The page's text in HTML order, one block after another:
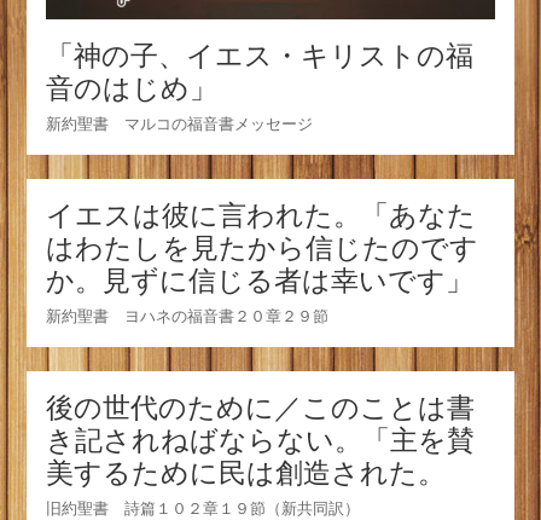
「神の子、イエス・キリストの福
音のはじめ」
新約聖書 マルコの福音書メッセージ
イエスは彼に言われた。「あなた
はわたしを見たから信じたのです
か。見ずに信じる者は幸いです」
新約聖書 ヨハネの福音書２０章２９節
後の世代のために／このことは書
き記されねばならない。「主を賛
美するために民は創造された。
旧約聖書 詩篇１０２章１９節（新共同訳）